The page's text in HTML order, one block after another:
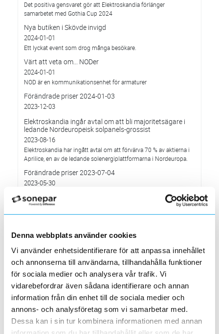
Denna webbplats använder cookies
Vi använder enhetsidentifierare för att anpassa innehållet
och annonserna till användarna, tillhandahålla funktioner
för sociala medier och analysera vår trafik. Vi
vidarebefordrar även sådana identifierare och annan
information från din enhet till de sociala medier och
annons- och analysföretag som vi samarbetar med.
Dessa kan i sin tur kombinera informationen med annan
Det positiva gensvaret gör att Elektroskandia förlänger
samarbetet med Gothia Cup 2024
Nya butiken i Skövde invigd
2024-01-01
Ett lyckat event som drog många besökare.
Värt att veta om... NODer
2024-01-01
NOD är en kommunikationsenhet för armaturer
Förändrade priser 2024-01-03
2023-12-03
Elektroskandia ingår avtal om att bli majoritetsägare i
ledande Nordeuropeisk solpanels-grossist
2023-08-16
Elektroskandia har ingått avtal om att förvärva 70 % av aktierna i
Aprilice, en av de ledande solenergiplattformarna i Nordeuropa.
Förändrade priser 2023-07-04
2023-05-30
Ändrade öppettider i fyra Stockholmsbutiker
2023-03-08
Förändrade kabelpriser 2023-04-04
Solna-butiken flyttar 20 mars till nya lokaler
Välkommen till vår nya butik på Banvaktsvägen 24, 171 48 Solna!
MP bolagen - vinnare av Elektroskandias utmärkelse
”Årets Leverantör” 2022
2023-02-10
Systemunderhåll som påverkar vår e-handelssida